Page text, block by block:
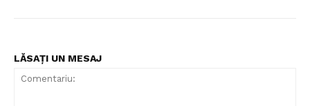
LĂSAȚI UN MESAJ